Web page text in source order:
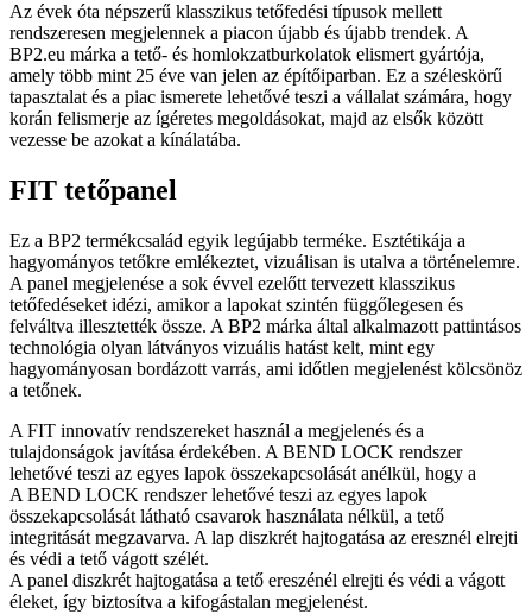
Az évek óta népszerű klasszikus tetőfedési típusok mellett
rendszeresen megjelennek a piacon újabb és újabb trendek. A
BP2.eu márka a tető- és homlokzatburkolatok elismert gyártója,
amely több mint 25 éve van jelen az építőiparban. Ez a széleskörű
tapasztalat és a piac ismerete lehetővé teszi a vállalat számára, hogy
korán felismerje az ígéretes megoldásokat, majd az elsők között
vezesse be azokat a kínálatába.
FIT tetőpanel
Ez a BP2 termékcsalád egyik legújabb terméke. Esztétikája a
hagyományos tetőkre emlékeztet, vizuálisan is utalva a történelemre.
A panel megjelenése a sok évvel ezelőtt tervezett klasszikus
tetőfedéseket idézi, amikor a lapokat szintén függőlegesen és
felváltva illesztették össze. A BP2 márka által alkalmazott pattintásos
technológia olyan látványos vizuális hatást kelt, mint egy
hagyományosan bordázott varrás, ami időtlen megjelenést kölcsönöz
a tetőnek.
A FIT innovatív rendszereket használ a megjelenés és a
tulajdonságok javítása érdekében. A BEND LOCK rendszer
lehetővé teszi az egyes lapok összekapcsolását anélkül, hogy a
A BEND LOCK rendszer lehetővé teszi az egyes lapok
összekapcsolását látható csavarok használata nélkül, a tető
integritását megzavarva. A lap diszkrét hajtogatása az eresznél elrejti
és védi a tető vágott szélét.
A panel diszkrét hajtogatása a tető ereszénél elrejti és védi a vágott
éleket, így biztosítva a kifogástalan megjelenést.